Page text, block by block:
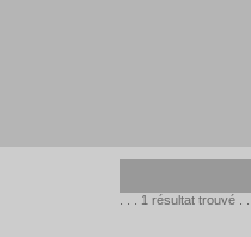
. . . 1 résultat trouvé . . .